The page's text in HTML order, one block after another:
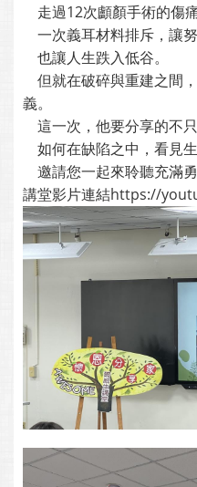
走過12次顱顏手術的傷
一次義耳材料排斥，讓
也讓人生跌入低谷。
但就在破碎與重建之間
義。
這一次，他要分享的不
如何在缺陷之中，看見生
邀請您一起來聆聽充滿
講堂影片連結https://